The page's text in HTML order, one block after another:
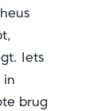
Iets
in
brug